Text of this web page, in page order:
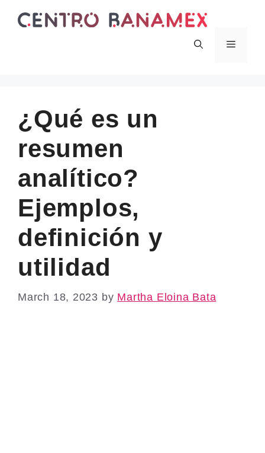
Menu
¿Qué es un
resumen
analítico?
Ejemplos,
definición y
utilidad
March 18, 2023 by Martha Eloina Bata